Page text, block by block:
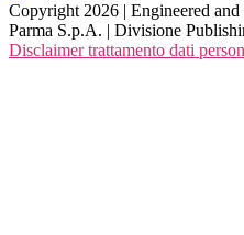
Copyright 2026 | Engineered
Parma S.p.A. | Divisione
Disclaimer trattamento dati